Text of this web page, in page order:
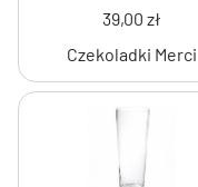
39,00 zł
Czekoladki Merci